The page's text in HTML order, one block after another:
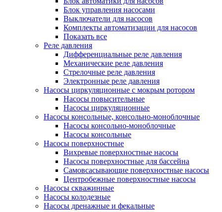
Блок управления насосами
Выключатели для насосов
Комплекты автоматизации для насосов
Показать все
Реле давления
Дифференциальные реле давления
Механические реле давления
Стрелочные реле давления
Электронные реле давления
Насосы циркуляционные с мокрым ротором
Насосы повысительные
Насосы циркуляционные
Насосы консольные, консольно-моноблочные
Насосы консольно-моноблочные
Насосы консольные
Насосы поверхностные
Вихревые поверхностные насосы
Насосы поверхностные для бассейна
Самовсасывающие поверхностные насосы
Центробежные поверхностные насосы
Насосы скважинные
Насосы колодезные
Насосы дренажные и фекальные